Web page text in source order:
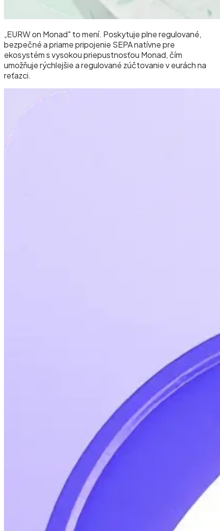
„EURW on Monad" to mení. Poskytuje plne regulované,
bezpečné a priame pripojenie SEPA natívne pre
ekosystém s vysokou priepustnosťou Monad, čím
umožňuje rýchlejšie a regulované zúčtovanie v eurách na
reťazci.